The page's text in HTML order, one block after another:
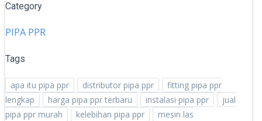
Category
PIPA PPR
Tags
apa itu pipa ppr distributor pipa ppr
fitting pipa ppr
lengkap
harga pipa ppr terbaru instalasi pipa ppr
jual
pipa ppr murah
kelebihan pipa ppr
mesin las